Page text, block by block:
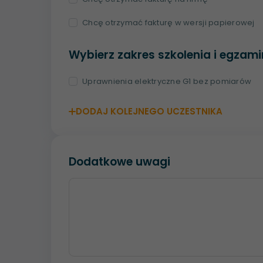
Chcę otrzymać fakturę w wersji papierowej
Wybierz zakres szkolenia i
Uprawnienia elektryczne G1 bez pomiarów
DODAJ KOLEJNEGO UCZESTNIKA
Dodatkowe uwagi